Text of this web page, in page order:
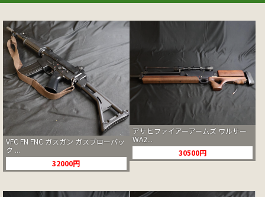
VFC FN FNC ガスガン ガスブローバッ
ク ...
32000円
アサヒファイアーアームズ ワルサー
WA2...
30500円